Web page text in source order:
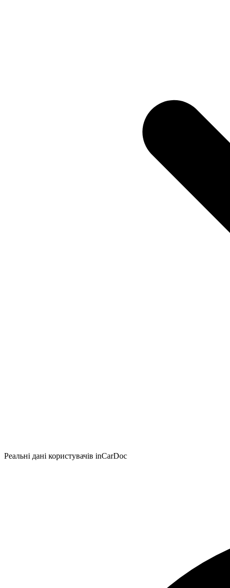
Реальні дані користувачів inCarDoc